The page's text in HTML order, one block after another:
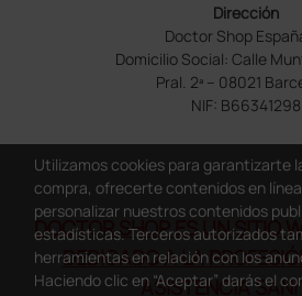
Dirección
Doctor Shop
Domicilio Social: Calle
Pral. 2ª – 08021
NIF: B66341298
DOCTOR SHOP ES UN SITIO
DEDICADO A LA
ASISTENCIA
Utilizamos cookies para garantizarte
compra, ofrecerte contenidos en
personalizar nuestros contenidos
estadísticas. Terceros autorizados
herramientas en relación con los
Haciendo clic en “Aceptar” darás el